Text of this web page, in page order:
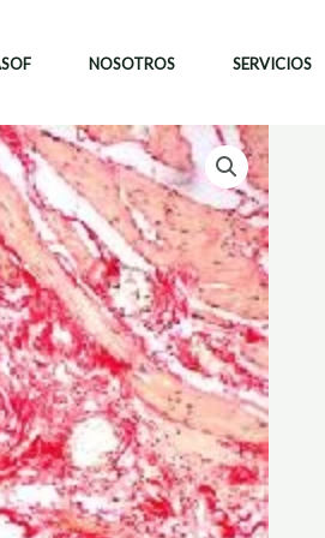
NOSOTROS SERVICIOS